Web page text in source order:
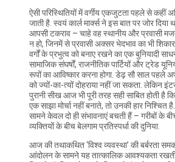
ऐसी परिस्थितियों में वर्गीय एकजुटता पहले से कहीं
जाती है. स्वयं कार्ल मार्क्स ने इस बात पर जोर दिया
आपसी टकराव – चाहे वह स्थानीय और प्रवासी
न हो, जिनमें से प्रवासी अक्सर भेदभाव का भी
वर्गों के प्रभुत्व को बनाए रखने का एक बुनियादी
सामाजिक संघर्षों, राजनीतिक पार्टियों और ट्रेड
रूपों का आविष्कार करना होगा. डेढ़ सौ साल पहले
को ज्यों-का-त्यों दोहराया नहीं जा सकता. लेकिन
पुरानी सीख आज भी पूरी तरह सही साबित होती है
एक साझा मोर्चा नहीं बनाते, तो उनकी हार निश्चित
सामने केवल दो ही संभावनाएं बचती हैं – गरीबों के
व्यक्तियों के बीच बेलगाम प्रतिस्पर्धा की दुनिया.
आज की तथाकथित ‘विश्व व्यवस्था’ की बर्बरता
आंदोलन के सामने यह तात्कालिक आवश्यकता